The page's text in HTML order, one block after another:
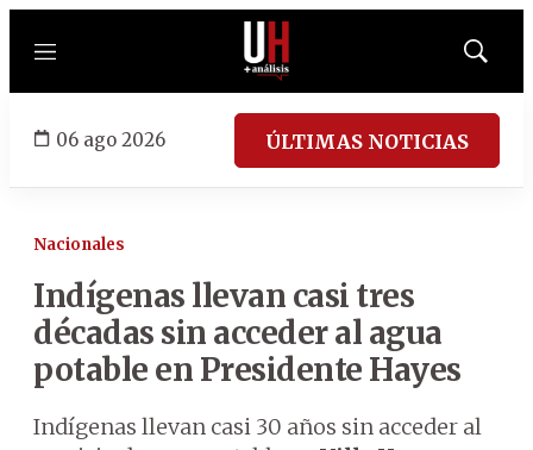
Menú
Mostrar
06 ago 2026 ÚLTIMAS NOTICIAS
Nacionales
Indígenas llevan casi tres
décadas sin acceder al agua
potable en Presidente Hayes
Indígenas llevan casi 30 años sin acceder al